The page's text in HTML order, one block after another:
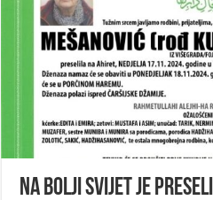
Na Bolji svijet je